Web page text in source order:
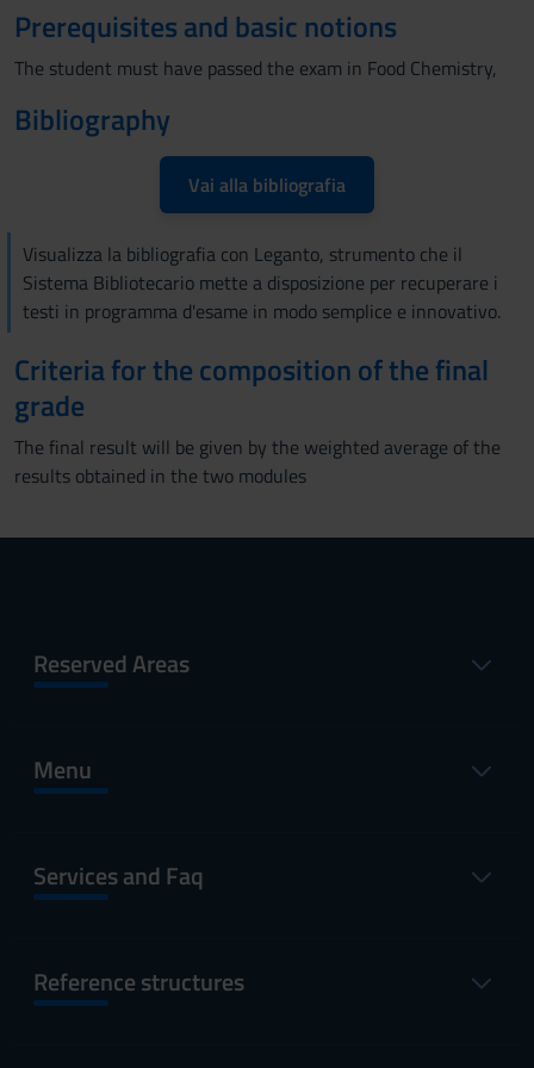
Prerequisites and basic notions
The student must have passed the exam in Food Chemistry,
Bibliography
Vai alla bibliografia
Visualizza la bibliografia con Leganto, strumento che il
Sistema Bibliotecario mette a disposizione per recuperare i
testi in programma d'esame in modo semplice e innovativo.
Criteria for the composition of the final
grade
The final result will be given by the weighted average of the
results obtained in the two modules
Reserved Areas
Menu
Services and Faq
Reference structures